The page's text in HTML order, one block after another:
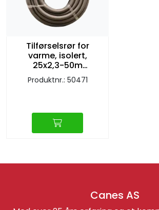
Tilførselsrør for
varme, isolert,
25x2,3-50m
RiR(Ø65mm) PERT
Produktnr.: 50471
Canes AS